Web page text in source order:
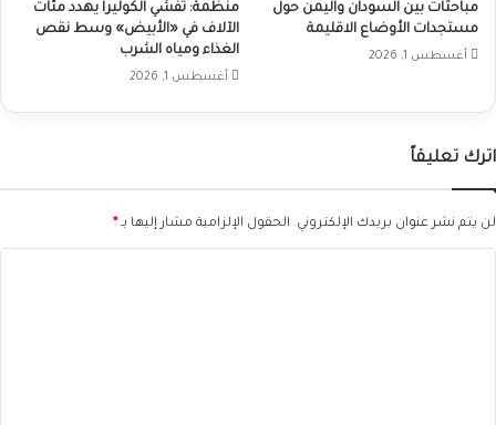
مباحثات بين السودان واليمن حول
مستجدات الأوضاع الاقليمة
أغسطس 1, 2026
منظمة: تفشي الكوليرا يهدد مئات
الآلاف في «الأبيض» وسط نقص
الغذاء ومياه الشرب
أغسطس 1, 2026
اترك تعليقاً
لن يتم نشر عنوان بريدك الإلكتروني. الحقول الإلزامية مشار إليها بـ *